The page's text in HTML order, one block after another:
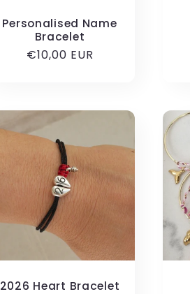
Personalised Name
Bracelet
Κανονική
€10,00 EUR
2026 Heart Bracelet